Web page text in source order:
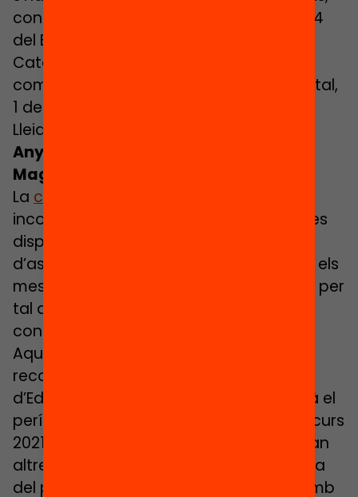
concretament: 8 del Vallès Occidental, 4
del Baix Llobregat, 3 de Tarragona, 2 de
Catalunya Central, 2 de Barcelona
comarques, 1 del Maresme-Vallès Oriental,
1 de Barcelona ciutat, 1 de Girona, 1 de
Lleida i 1 de Terres de l’Ebre.
Any zero, novetat de la convocatòria
Magnet 2020-21
La ​ convocatòria Magnet d’enguany
incorporat un any 0, en el que els centres
disposaran d’un un període
d’assessorament de 15 hores que entre els
mesos de gener a juny del curs 2020-21 per
tal d’elaborar la visió i iniciar el
coneixement de la institució partner.
Aquesta formació comptarà amb el
reconeixement del Departament
d’Educació i un cop finalitzada, s’iniciarà el
període d’assessorament del centre el curs
2021-22. Moment el que també s’iniciaran
altres accions com la difusió estratègica
del projecte en el territori, l’intercanvi amb